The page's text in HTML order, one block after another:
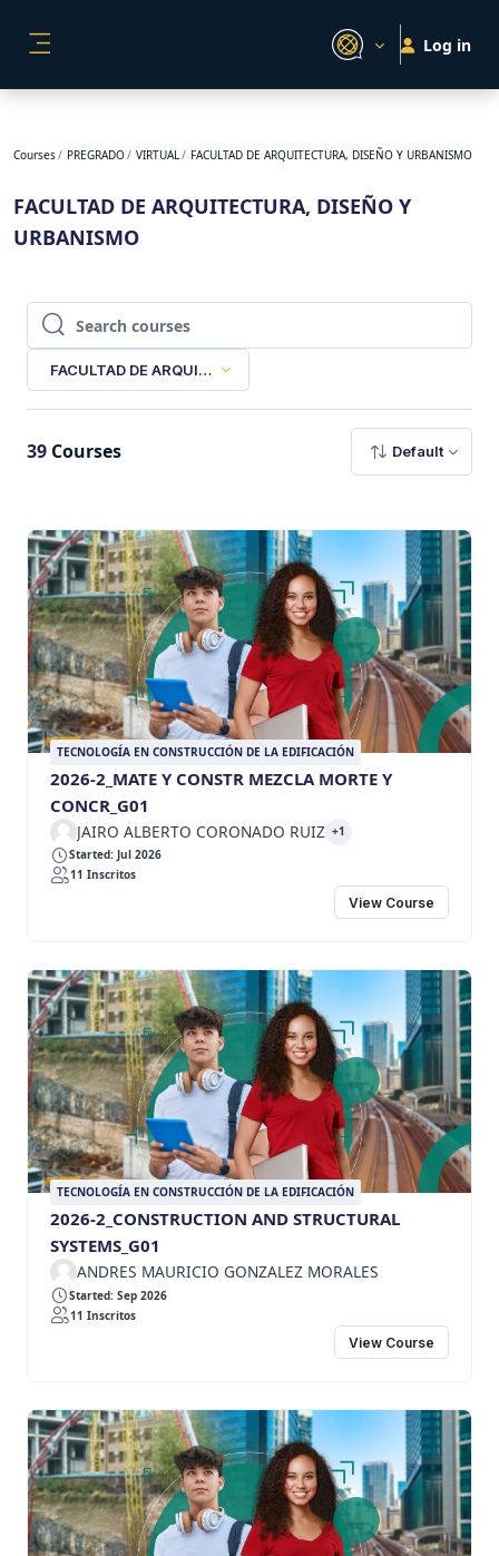
Log in
Courses PREGRADO VIRTUAL FACULTAD DE ARQUITECTURA, DISEÑO Y URBANISMO
FACULTAD DE ARQUITECTURA, DISEÑO Y
URBANISMO
Search courses
Search courses
FACULTAD DE ARQUITECTURA, DISEÑO Y URBANISMO
39 Courses Default
TECNOLOGÍA EN CONSTRUCCIÓN DE LA EDIFICACIÓN
2026-2_MATE Y CONSTR MEZCLA MORTE Y
CONCR_G01
JAIRO ALBERTO CORONADO RUIZ +1
Started: Jul 2026
11 Inscritos
View Course
TECNOLOGÍA EN CONSTRUCCIÓN DE LA EDIFICACIÓN
2026-2_CONSTRUCTION AND STRUCTURAL
SYSTEMS_G01
ANDRES MAURICIO GONZALEZ MORALES
Started: Sep 2026
11 Inscritos
View Course